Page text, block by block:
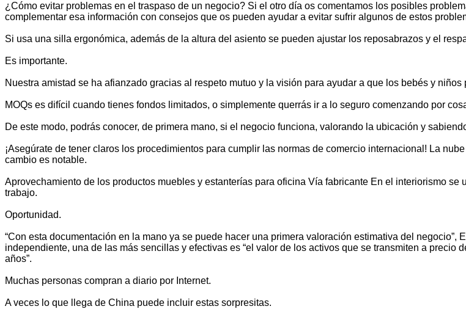
¿Cómo evitar problemas en el traspaso de un negocio? Si el otro día os comentamos los posibles
complementar esa información con consejos que os pueden ayudar a evitar sufrir algunos de estos
Si usa una silla ergonómica, además de la altura del asiento se pueden ajustar los reposabrazos y el
Es importante.
Nuestra amistad se ha afianzado gracias al respeto mutuo y la visión para ayudar a que los bebés y
MOQs es difícil cuando tienes fondos limitados, o simplemente querrás ir a lo seguro comenzando por
De este modo, podrás conocer, de primera mano, si el negocio funciona, valorando la ubicación y
¡Asegúrate de tener claros los procedimientos para cumplir las normas de comercio internacional! La
cambio es notable.
Aprovechamiento de los productos muebles y estanterías para oficina Vía fabricante En el interiorismo
trabajo.
Oportunidad.
“Con esta documentación en la mano ya se puede hacer una primera valoración estimativa del
independiente, una de las más sencillas y efectivas es “el valor de los activos que se transmiten a
años”.
Muchas personas compran a diario por Internet.
A veces lo que llega de China puede incluir estas sorpresitas.